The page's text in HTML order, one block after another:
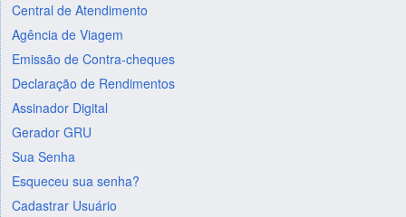
Central de Atendimento
Agência de Viagem
Emissão de Contra-cheques
Declaração de Rendimentos
Assinador Digital
Gerador GRU
Sua Senha
Esqueceu sua senha?
Cadastrar Usuário